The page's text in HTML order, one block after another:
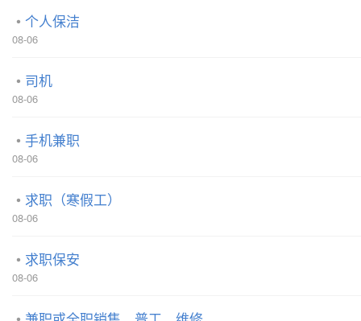
个人保洁
08-06
司机
08-06
手机兼职
08-06
求职（寒假工）
08-06
求职保安
08-06